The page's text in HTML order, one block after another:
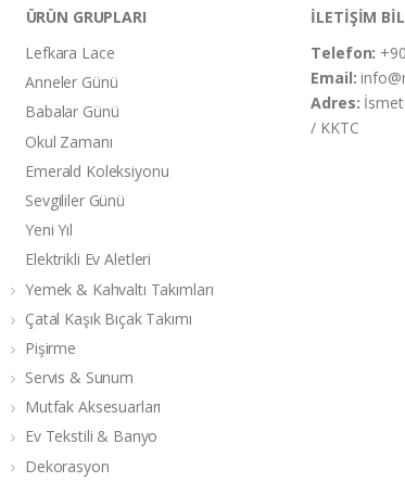
ÜRÜN GRUPLARI
Lefkara Lace
Anneler Günü
Babalar Günü
Okul Zamanı
Emerald Koleksiyonu
Sevgililer Günü
Yeni Yıl
Elektrikli Ev Aletleri
Yemek & Kahvaltı Takımları
Çatal Kaşık Bıçak Takımı
Pişirme
Servis & Sunum
Mutfak Aksesuarları
Ev Tekstili & Banyo
Dekorasyon
İLETİŞİM
Telefon:
Email:
Adres:
/ KKTC